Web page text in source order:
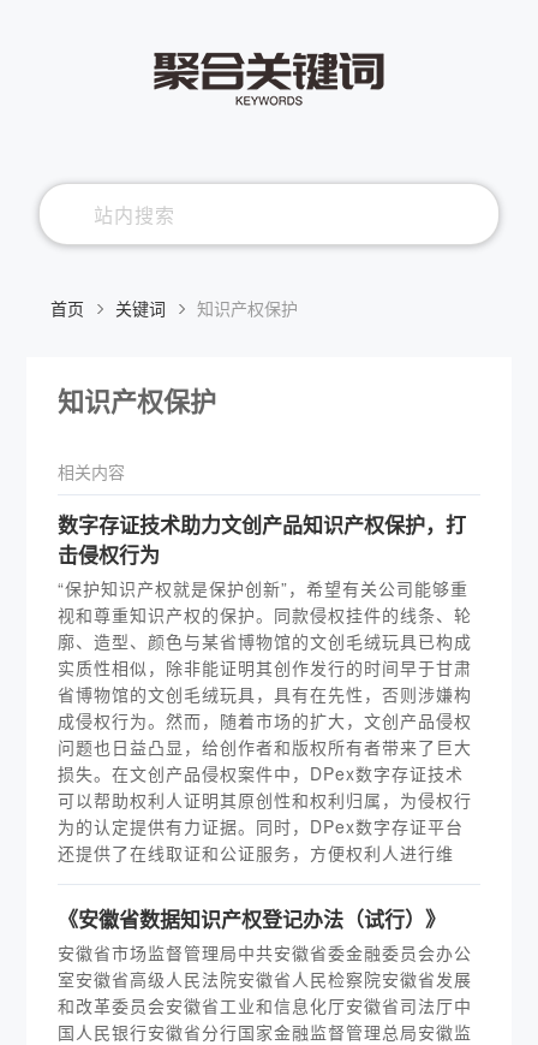
首页 关键词 知识产权保护
知识产权保护
相关内容
数字存证技术助力文创产品知识产权保护，打
击侵权行为
“保护知识产权就是保护创新”，希望有关公司能够重
视和尊重知识产权的保护。同款侵权挂件的线条、轮
廓、造型、颜色与某省博物馆的文创毛绒玩具已构成
实质性相似，除非能证明其创作发行的时间早于甘肃
省博物馆的文创毛绒玩具，具有在先性，否则涉嫌构
成侵权行为。然而，随着市场的扩大，文创产品侵权
问题也日益凸显，给创作者和版权所有者带来了巨大
损失。在文创产品侵权案件中，DPex数字存证技术
可以帮助权利人证明其原创性和权利归属，为侵权行
为的认定提供有力证据。同时，DPex数字存证平台
还提供了在线取证和公证服务，方便权利人进行维
《安徽省数据知识产权登记办法（试行）》
安徽省市场监督管理局中共安徽省委金融委员会办公
室安徽省高级人民法院安徽省人民检察院安徽省发展
和改革委员会安徽省工业和信息化厅安徽省司法厅中
国人民银行安徽省分行国家金融监督管理总局安徽监